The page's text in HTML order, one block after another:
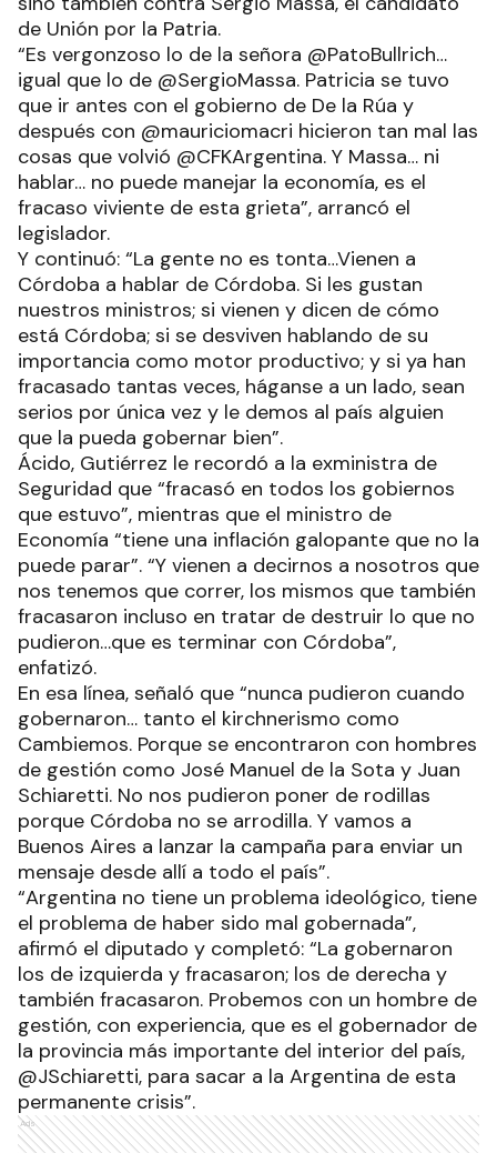
de Unión por la Patria.
“Es vergonzoso lo de la señora @PatoBullrich…
igual que lo de @SergioMassa. Patricia se tuvo
que ir antes con el gobierno de De la Rúa y
después con @mauriciomacri hicieron tan mal las
cosas que volvió @CFKArgentina. Y Massa… ni
hablar… no puede manejar la economía, es el
fracaso viviente de esta grieta”, arrancó el
legislador.
Y continuó: “La gente no es tonta…Vienen a
Córdoba a hablar de Córdoba. Si les gustan
nuestros ministros; si vienen y dicen de cómo
está Córdoba; si se desviven hablando de su
importancia como motor productivo; y si ya han
fracasado tantas veces, háganse a un lado, sean
serios por única vez y le demos al país alguien
que la pueda gobernar bien”.
Ácido, Gutiérrez le recordó a la exministra de
Seguridad que “fracasó en todos los gobiernos
que estuvo”, mientras que el ministro de
Economía “tiene una inflación galopante que no la
puede parar”. “Y vienen a decirnos a nosotros que
nos tenemos que correr, los mismos que también
fracasaron incluso en tratar de destruir lo que no
pudieron…que es terminar con Córdoba”,
enfatizó.
En esa línea, señaló que “nunca pudieron cuando
gobernaron… tanto el kirchnerismo como
Cambiemos. Porque se encontraron con hombres
de gestión como José Manuel de la Sota y Juan
Schiaretti. No nos pudieron poner de rodillas
porque Córdoba no se arrodilla. Y vamos a
Buenos Aires a lanzar la campaña para enviar un
mensaje desde allí a todo el país”.
“Argentina no tiene un problema ideológico, tiene
el problema de haber sido mal gobernada”,
afirmó el diputado y completó: “La gobernaron
los de izquierda y fracasaron; los de derecha y
también fracasaron. Probemos con un hombre de
gestión, con experiencia, que es el gobernador de
la provincia más importante del interior del país,
@JSchiaretti, para sacar a la Argentina de esta
permanente crisis”.
Ads